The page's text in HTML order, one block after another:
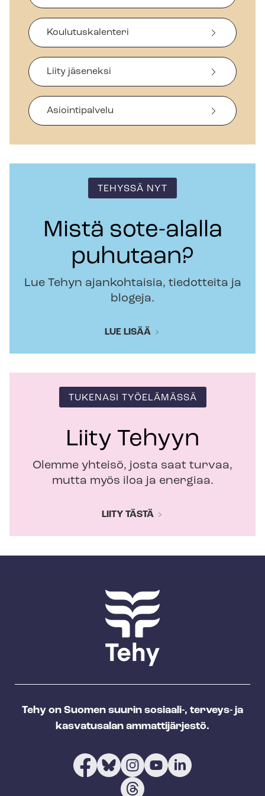
Koulutuskalenteri
Liity jäseneksi
Asiointipalvelu
TEHYSSÄ NYT
Mistä sote-alalla
puhutaan?
Lue Tehyn ajankohtaisia, tiedotteita ja
blogeja.
LUE LISÄÄ
TUKENASI TYÖELÄMÄSSÄ
Liity Tehyyn
Olemme yhteisö, josta saat turvaa,
mutta myös iloa ja energiaa.
LIITY TÄSTÄ
Tehy on Suomen suurin sosiaali-, terveys- ja
kasvatusalan ammattijärjestö.